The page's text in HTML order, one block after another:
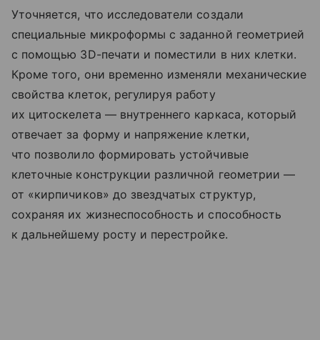
Уточняется, что исследователи создали
специальные микроформы с заданной геометрией
с помощью 3D-печати и поместили в них клетки.
Кроме того, они временно изменяли механические
свойства клеток, регулируя работу
их цитоскелета — внутреннего каркаса, который
отвечает за форму и напряжение клетки,
что позволило формировать устойчивые
клеточные конструкции различной геометрии —
от «кирпичиков» до звездчатых структур,
сохраняя их жизнеспособность и способность
к дальнейшему росту и перестройке.